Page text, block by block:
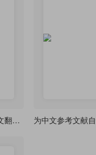
undergradmath文档中文翻译版